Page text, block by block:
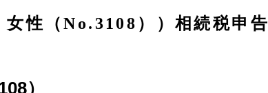
女性（No.3108））相続税申告
）